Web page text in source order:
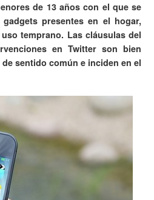
de 13 años con el que se
presentes en el hogar,
temprano. Las cláusulas del
en Twitter son bien
sentido común e inciden en el